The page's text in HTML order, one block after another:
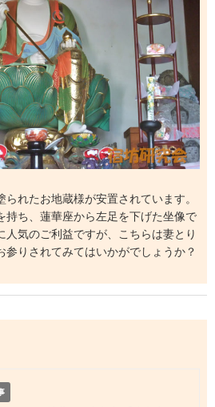
れたお地蔵様が安置されています。
持ち、蓮華座から左足を下げた坐像で
人気のご利益ですが、こちらは妻とり
参りされてみてはいかがでしょうか？